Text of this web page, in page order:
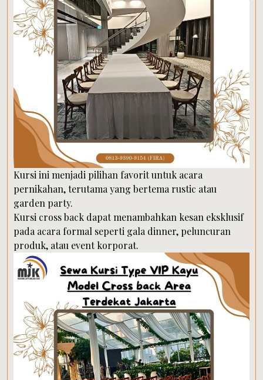
Kursi ini menjadi pilihan favorit untuk acara
pernikahan, terutama yang bertema rustic atau
garden party.
Kursi cross back dapat menambahkan kesan eksklusif
pada acara formal seperti gala dinner, peluncuran
produk, atau event korporat.